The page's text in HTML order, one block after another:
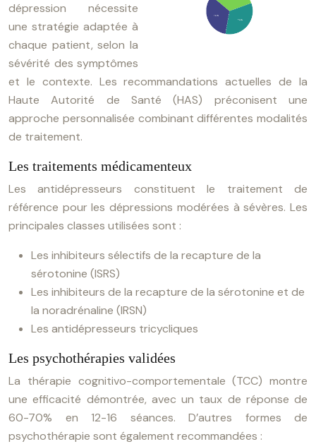
dépression nécessite
une stratégie adaptée à
chaque patient, selon la
sévérité des symptômes
et le contexte. Les recommandations actuelles de la
Haute Autorité de Santé (HAS) préconisent une
approche personnalisée combinant différentes modalités
de traitement.
Les traitements médicamenteux
Les antidépresseurs constituent le traitement de
référence pour les dépressions modérées à sévères. Les
principales classes utilisées sont :
Les inhibiteurs sélectifs de la recapture de la
sérotonine (ISRS)
Les inhibiteurs de la recapture de la sérotonine et de
la noradrénaline (IRSN)
Les antidépresseurs tricycliques
Les psychothérapies validées
La thérapie cognitivo-comportementale (TCC) montre
une efficacité démontrée, avec un taux de réponse de
60-70% en 12-16 séances. D’autres formes de
psychothérapie sont également recommandées :